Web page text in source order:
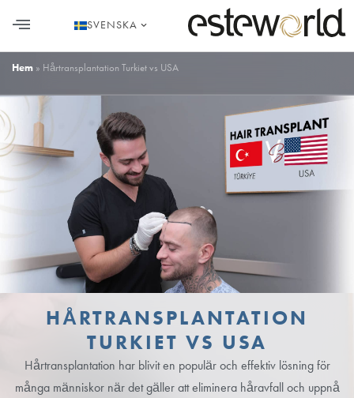
SVENSKA
Hem » Hårtransplantation Turkiet vs USA
HÅRTRANSPLANTATION
TURKIET VS USA
Hårtransplantation har blivit en populär och effektiv lösning för
många människor när det gäller att eliminera håravfall och uppnå